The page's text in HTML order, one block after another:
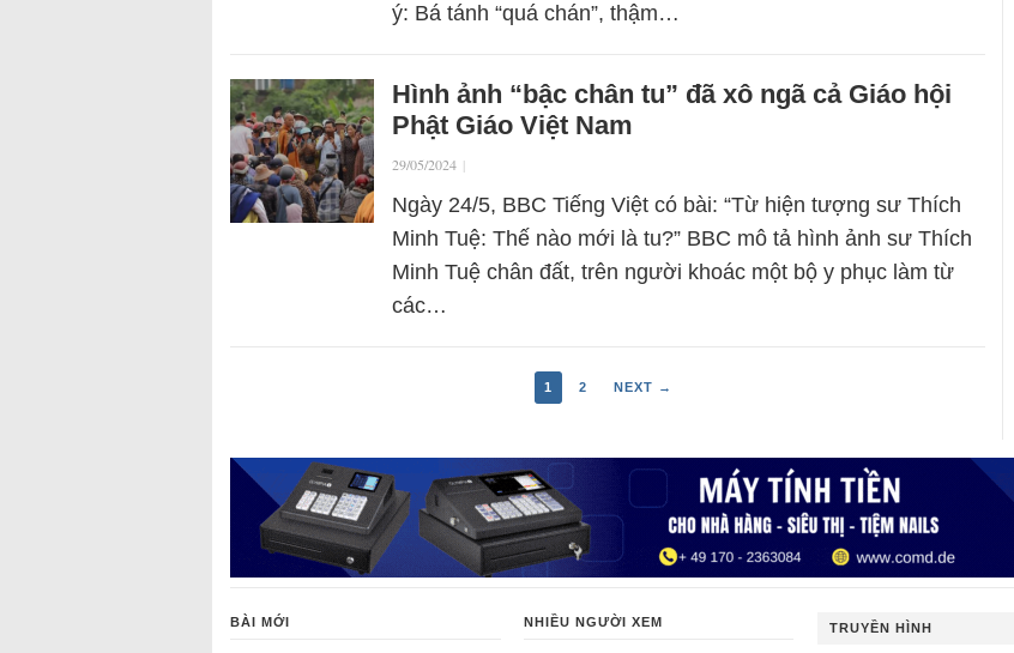
ý: Bá tánh “quá chán”, thậm…
Hình ảnh “bậc chân tu” đã xô ngã cả Giáo hội
Phật Giáo Việt Nam
29/05/2024 |
Ngày 24/5, BBC Tiếng Việt có bài: “Từ hiện tượng sư Thích
Minh Tuệ: Thế nào mới là tu?” BBC mô tả hình ảnh sư Thích
Minh Tuệ chân đất, trên người khoác một bộ y phục làm từ
các…
1 2 NEXT →
BÀI MỚI NHIỀU NGƯỜI XEM TRUYỀN HÌNH